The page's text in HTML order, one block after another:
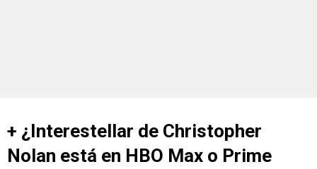
+ ¿Interestellar de Christopher
Nolan está en HBO Max o Prime